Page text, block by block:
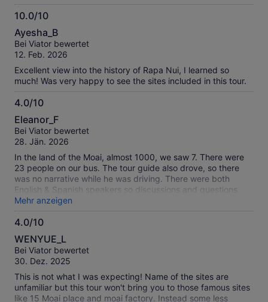
10.0/10
10.0
von
10
Ayesha_B
Bei Viator bewertet
12. Feb. 2026
Excellent view into the history of Rapa Nui, I learned so
much! Was very happy to see the sites included in this tour.
4.0/10
4.0
von
10
Eleanor_F
Bei Viator bewertet
28. Jän. 2026
In the land of the Moai, almost 1000, we saw 7. There were
23 people on our bus. The tour guide also drove, so there
was no narrative while he was driving. There were both
English & Spanish speakers so discussions and questions
had to be translated.. We visited 6 sites including a cave.
The cave took over an hour, to walk to it and through it. It
was dark and we had to use cell phone flashlights, lots of
Some of the remaining 5 sites in 3 hours were good, others
not. When the guy told us we were at our last (the 6th site)
most of us were surprised. He then took us back to the
pickup site. We did tip him but from what we saw, no one
else did. Sorry we missed more of Easter Island.
Mehr anzeigen
4.0/10
4.0
von
10
WENYUE_L
Bei Viator bewertet
30. Dez. 2025
This is not what I was expecting! Name of the sites are
unfamiliar but this tour won't bring you to those famous sites
like 15 Moai place and moai factory. Instead some less